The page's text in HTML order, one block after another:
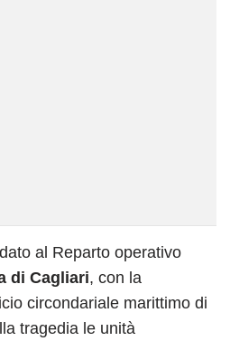
al Reparto operativo
di Cagliari, con la
circondariale marittimo di
tragedia le unità